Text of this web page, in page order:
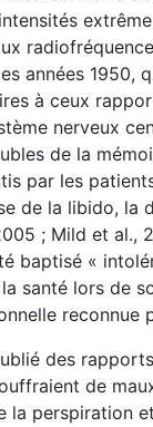
années 1950,
à ceux
nerveux
de la
par les
de la libido,
; Mild et
baptisé «
santé lors de
reconnue
des
de
perspiration